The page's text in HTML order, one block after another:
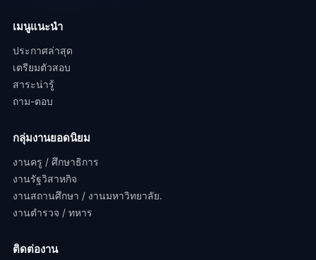
เมนูแนะนำ
ประกาศล่าสุด
เตรียมตัวสอบ
สาระน่ารู้
ถาม-ตอบ
กลุ่มงานยอดนิยม
งานครู / ศึกษาธิการ
งานรัฐวิสาหกิจ
งานสถานศึกษา / งานมหาวิทยาลัย.
งานตำรวจ / ทหาร
ติดต่องาน